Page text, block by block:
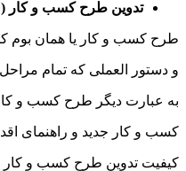
تدوین طرح کسب و کار (
طرح کسب و کار یا همان بوم
و دستور العملی که تمام
به عبارت دیگر طرح کسب و کار
کسب و کار جدید و راهنمای
کیفیت تدوین طرح کسب و کار و راه اندازی کار تولیدی با 90هزار دلار به